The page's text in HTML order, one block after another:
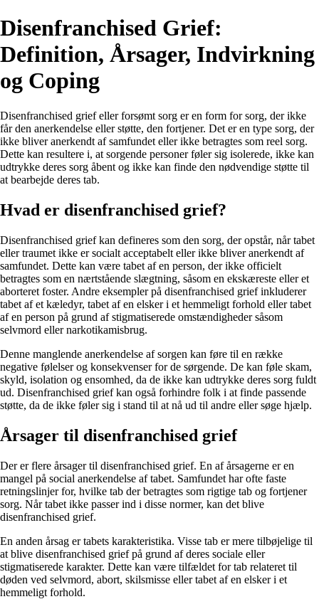
Disenfranchised Grief:
Definition, Årsager, Indvirkning
og Coping
Disenfranchised grief eller forsømt sorg er en form for sorg, der ikke
får den anerkendelse eller støtte, den fortjener. Det er en type sorg, der
ikke bliver anerkendt af samfundet eller ikke betragtes som reel sorg.
Dette kan resultere i, at sorgende personer føler sig isolerede, ikke kan
udtrykke deres sorg åbent og ikke kan finde den nødvendige støtte til
at bearbejde deres tab.
Hvad er disenfranchised grief?
Disenfranchised grief kan defineres som den sorg, der opstår, når tabet
eller traumet ikke er socialt acceptabelt eller ikke bliver anerkendt af
samfundet. Dette kan være tabet af en person, der ikke officielt
betragtes som en nærtstående slægtning, såsom en ekskæreste eller et
aborteret foster. Andre eksempler på disenfranchised grief inkluderer
tabet af et kæledyr, tabet af en elsker i et hemmeligt forhold eller tabet
af en person på grund af stigmatiserede omstændigheder såsom
selvmord eller narkotikamisbrug.
Denne manglende anerkendelse af sorgen kan føre til en række
negative følelser og konsekvenser for de sørgende. De kan føle skam,
skyld, isolation og ensomhed, da de ikke kan udtrykke deres sorg fuldt
ud. Disenfranchised grief kan også forhindre folk i at finde passende
støtte, da de ikke føler sig i stand til at nå ud til andre eller søge hjælp.
Årsager til disenfranchised grief
Der er flere årsager til disenfranchised grief. En af årsagerne er en
mangel på social anerkendelse af tabet. Samfundet har ofte faste
retningslinjer for, hvilke tab der betragtes som rigtige tab og fortjener
sorg. Når tabet ikke passer ind i disse normer, kan det blive
disenfranchised grief.
En anden årsag er tabets karakteristika. Visse tab er mere tilbøjelige til
at blive disenfranchised grief på grund af deres sociale eller
stigmatiserede karakter. Dette kan være tilfældet for tab relateret til
døden ved selvmord, abort, skilsmisse eller tabet af en elsker i et
hemmeligt forhold.